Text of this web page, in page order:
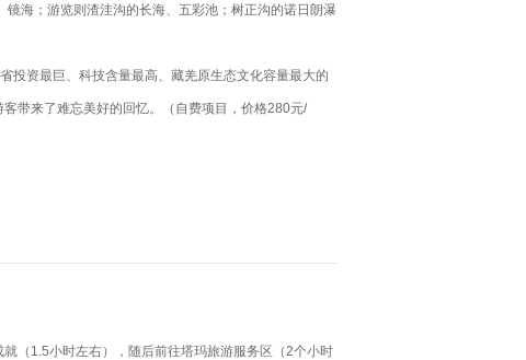
海；游览则渣洼沟的长海、五彩池；树正沟的诺日朗瀑
投资最巨、科技含量最高、藏羌原生态文化容量最大的
带来了难忘美好的回忆。（自费项目，价格280元/
（1.5小时左右），随后前往塔玛旅游服务区（2个小时